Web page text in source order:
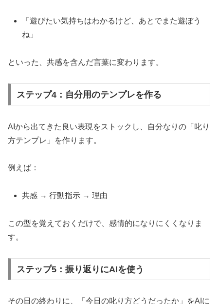
「遊びたい気持ちはわかるけど、あとでまた遊ぼう
ね」
といった、共感を含んだ言葉に変わります。
ステップ4：自分用のテンプレを作る
AIから出てきた良い表現をストックし、自分なりの「叱り
方テンプレ」を作ります。
例えば：
共感 → 行動指示 → 理由
この型を覚えておくだけで、感情的になりにくくなりま
す。
ステップ5：振り返りにAIを使う
その日の終わりに、「今日の叱り方どうだったか」をAIに